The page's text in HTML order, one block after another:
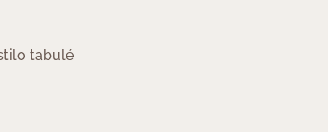
tabulé